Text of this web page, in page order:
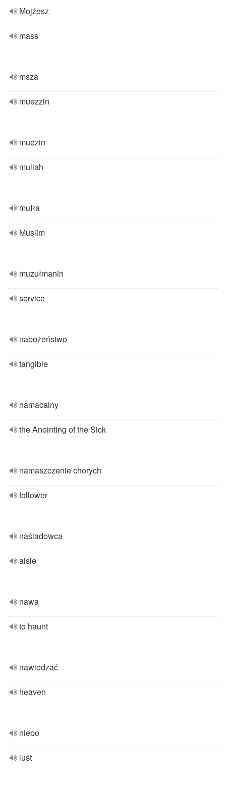
Mojżesz
mass
msza
muezzin
muezin
mullah
mułła
Muslim
muzułmanin
service
nabożeństwo
tangible
namacalny
the Anointing of the Sick
namaszczenie chorych
follower
naśladowca
aisle
nawa
to haunt
nawiedzać
heaven
niebo
lust